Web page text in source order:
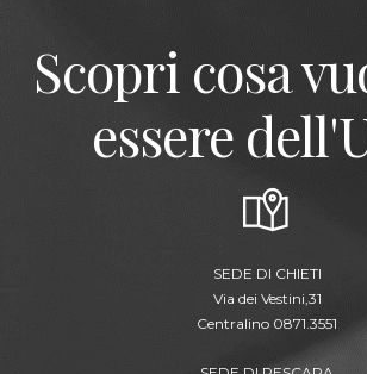
Scopri cosa
essere
SEDE DI CHIETI
Via dei Vestini,31
Centralino 0871.3551